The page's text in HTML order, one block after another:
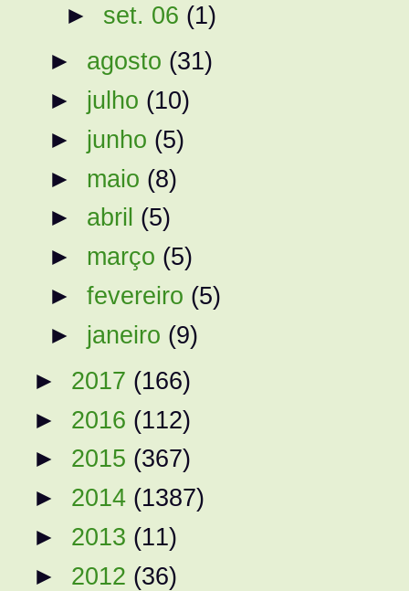
► set. 06 (1)
► agosto (31)
► julho (10)
► junho (5)
► maio (8)
► abril (5)
► março (5)
►fevereiro (5)
► janeiro (9)
► 2017 (166)
► 2016 (112)
► 2015 (367)
► 2014 (1387)
► 2013 (11)
► 2012 (36)